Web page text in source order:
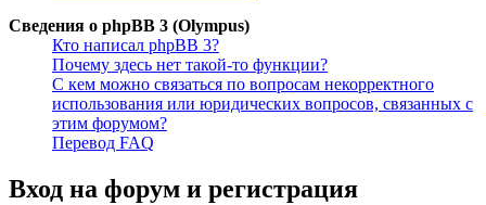
Сведения о phpBB 3 (Olympus)
Кто написал phpBB 3?
Почему здесь нет такой-то функции?
С кем можно связаться по вопросам некорректного
использования или юридических вопросов, связанных с
этим форумом?
Перевод FAQ
Вход на форум и регистрация